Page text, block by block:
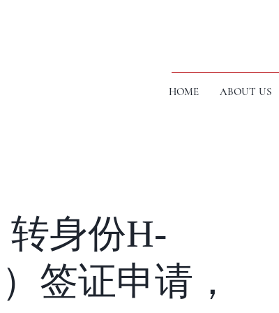
HOME ABOUT US
转身份H-
签证申请，